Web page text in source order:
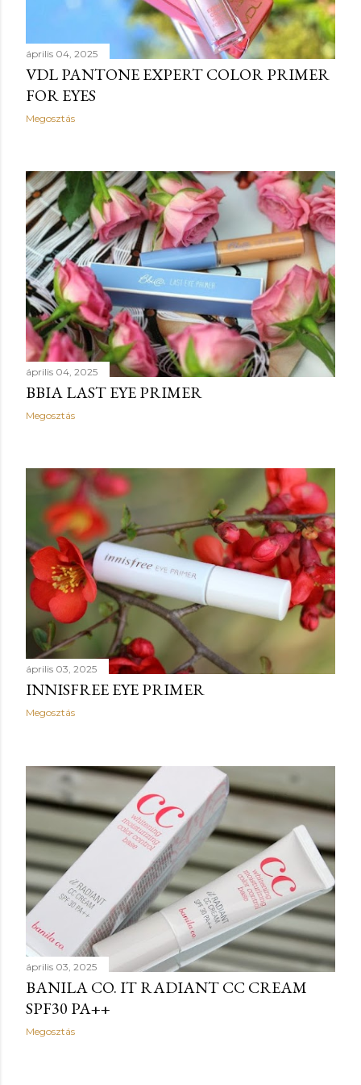
s
e
k
április 04, 2025
VDL PANTONE EXPERT COLOR PRIMER
FOR EYES
Megosztás
április 04, 2025
BBIA LAST EYE PRIMER
Megosztás
április 03, 2025
INNISFREE EYE PRIMER
Megosztás
április 03, 2025
BANILA CO. IT RADIANT CC CREAM
SPF30 PA++
Megosztás